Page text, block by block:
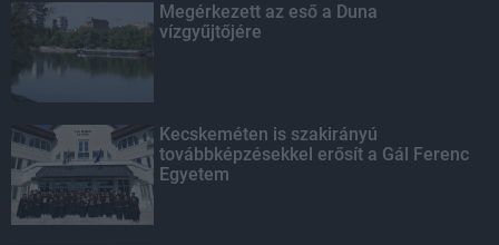
Megérkezett az eső a Duna
vízgyűjtőjére
Kecskeméten is szakirányú
továbbképzésekkel erősít a Gál Ferenc
Egyetem